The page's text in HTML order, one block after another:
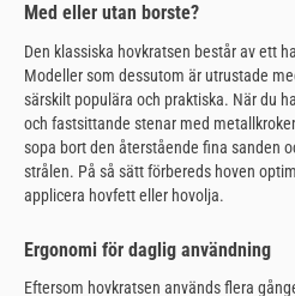
Med eller utan borste?
Den klassiska hovkratsen består av ett
Modeller som dessutom är utrustade
särskilt populära och praktiska. När du
och fastsittande stenar med
sopa bort den återstående fina sanden
strålen. På så sätt förbereds hoven
applicera hovfett eller hovolja.
Ergonomi för daglig användning
Eftersom hovkratsen används flera